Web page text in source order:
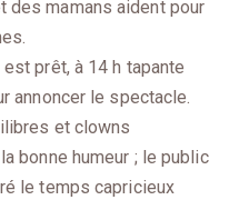
mamans aident pour
prêt, à 14 h tapante
annoncer le spectacle.
et clowns
bonne humeur ; le public
le temps capricieux